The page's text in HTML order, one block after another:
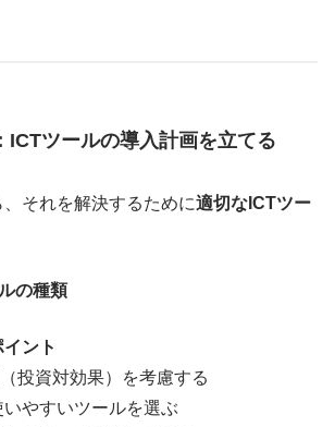
ツールの導入計画を立てる
それを解決するために適切なICTツー
の種類
ント
投資対効果）を考慮する
やすいツールを選ぶ